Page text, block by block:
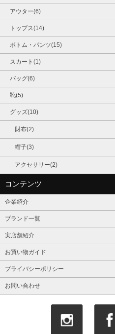
アウター(6)
トップス(14)
ボトム・パンツ(15)
スカート(1)
バッグ(6)
靴(5)
グッズ(10)
財布(2)
帽子(3)
アクセサリー(2)
コンテンツ
企業紹介
ブランド一覧
実店舗紹介
お買い物ガイド
プライバシーポリシー
お問い合わせ